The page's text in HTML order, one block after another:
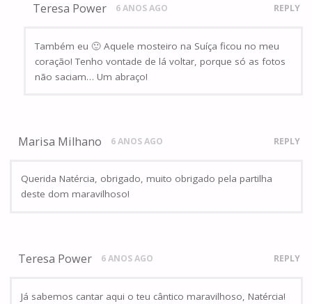
Teresa Power 6 ANOS AGO REPLY
Também eu 🙂 Aquele mosteiro na Suíça ficou no meu
coração! Tenho vontade de lá voltar, porque só as fotos
não saciam… Um abraço!
Marisa Milhano 6 ANOS AGO REPLY
Querida Natércia, obrigado, muito obrigado pela partilha
deste dom maravilhoso!
Teresa Power 6 ANOS AGO REPLY
Já sabemos cantar aqui o teu cântico maravilhoso, Natércia!